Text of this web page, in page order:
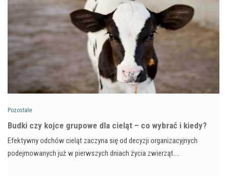
Pozostałe
Budki czy kojce grupowe dla cieląt – co wybrać i kiedy?
Efektywny odchów cieląt zaczyna się od decyzji organizacyjnych
podejmowanych już w pierwszych dniach życia zwierząt.…